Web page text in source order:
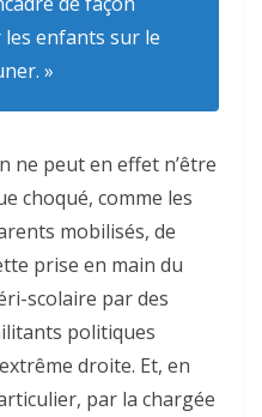
enfants sur le
»
ne peut en effet n’être
choqué, comme les
mobilisés, de
prise en main du
scolaire par des
politiques
droite. Et, en
par la chargée